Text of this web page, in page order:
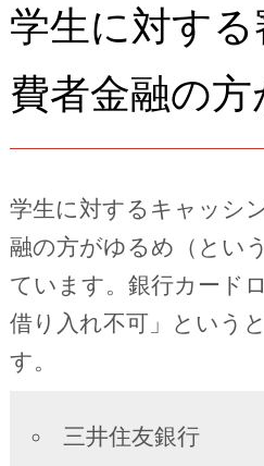
学生に対す
費者金融の
学生に対するキャッシ
融の方がゆるめ（とい
ています。銀行カード
借り入れ不可」という
す。
三井住友銀行